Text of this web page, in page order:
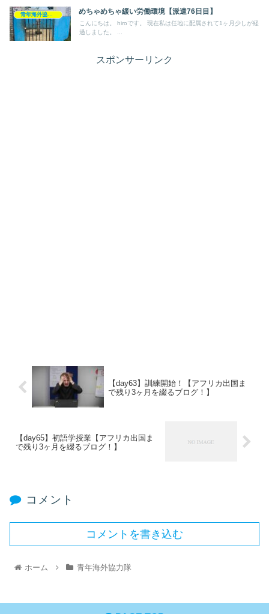
青年海外協力隊 めちゃめちゃ緩い労働環境【派遣76日目】
こんにちは。 hiroです。 現在私は任地に配属されて1ヶ月少しが経
過しました。 ...
スポンサーリンク
【day63】訓練開始！【アフリカ出国ま
で残り3ヶ月を綴るブログ！】
【day65】初語学授業【アフリカ出国ま
で残り3ヶ月を綴るブログ！】
コメント
コメントを書き込む
ホーム 青年海外協力隊